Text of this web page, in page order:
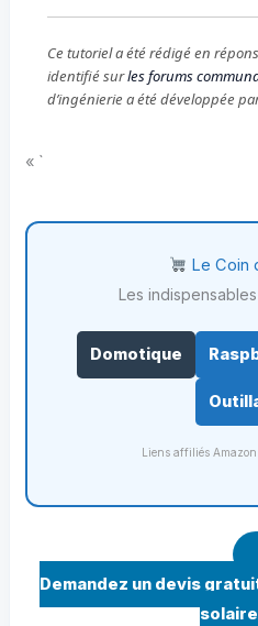
Ce tutoriel a été rédigé en
identifié surles forums
d’ingénierie a été développée
« `
Le Coin
Les
Domotique
Liens affiliés
Demandez un devis